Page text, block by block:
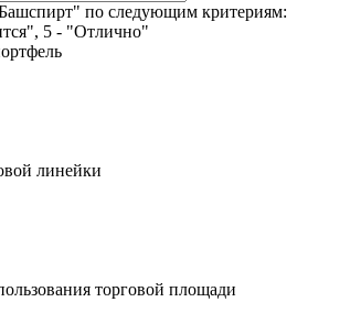
по следующим критериям:
5 - "Отлично"
линейки
торговой площади